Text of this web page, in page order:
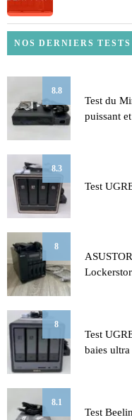
NOS DERNIERS TESTS
8.8
Test du
puissant
8.3
Test
8
8
Test
baies
8.1
Test